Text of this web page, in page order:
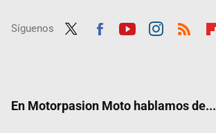
Síguenos
En Motorpasion Moto hablamos de...